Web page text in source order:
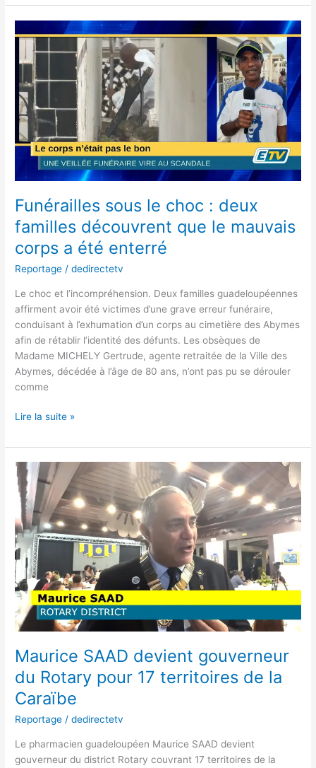
Funérailles sous le choc : deux
familles découvrent que le mauvais
corps a été enterré
Reportage /dedirectetv
Le choc et l’incompréhension. Deux familles guadeloupéennes
affirment avoir été victimes d’une grave erreur funéraire,
conduisant à l’exhumation d’un corps au cimetière des Abymes
afin de rétablir l’identité des défunts. Les obsèques de
Madame MICHELY Gertrude, agente retraitée de la Ville des
Abymes, décédée à l’âge de 80 ans, n’ont pas pu se dérouler
comme
sous
le
choc
deux
familles
découvrent
que
mauvais
corps
a
été
enterré
Lire la suite »
Maurice SAAD devient gouverneur
du Rotary pour 17 territoires de la
Caraïbe
Reportage /dedirectetv
Le pharmacien guadeloupéen Maurice SAAD devient
gouverneur du district Rotary couvrant 17 territoires de la
Maurice
SAAD
devient
gouverneur
du
Rotary
pour
17
territoires
de
la